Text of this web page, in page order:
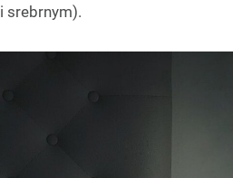
i srebrnym).